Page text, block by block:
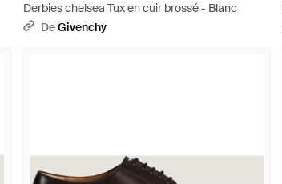
Derbies chelsea Tux en cuir brossé - Blanc
DeGivenchy